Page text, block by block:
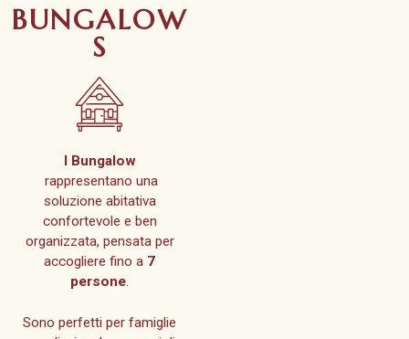
BUNGALOW
S
I Bungalow
rappresentano una
soluzione abitativa
confortevole e ben
organizzata, pensata per
accogliere fino a 7
persone.
Sono perfetti per famiglie